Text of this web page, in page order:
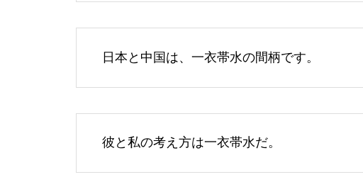
日本と中国は、一衣帯水の間柄です。
彼と私の考え方は一衣帯水だ。